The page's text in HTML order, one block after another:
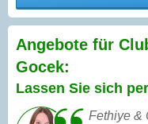
Angebote für
Gocek:
Lassen Sie sich
Fethiye &